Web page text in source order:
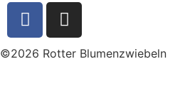
©2026 Rotter Blumenzwiebeln